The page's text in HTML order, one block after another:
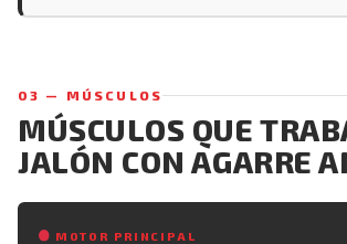
03 — MÚSCULOS
MÚSCULOS QUE
JALÓN CON AGARRE
MOTOR PRINCIPAL